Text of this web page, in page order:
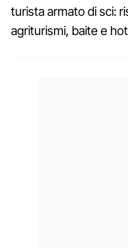
turista armato di sci:
agriturismi, baite e